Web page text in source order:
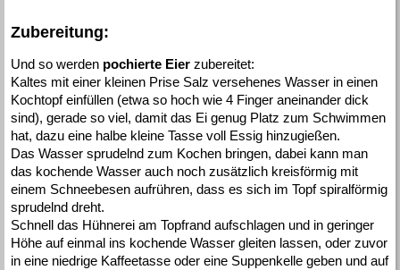
Zubereitung:
Und so werden pochierte Eier zubereitet:
Kaltes mit einer kleinen Prise Salz versehenes Wasser in einen
Kochtopf einfüllen (etwa so hoch wie 4 Finger aneinander dick
sind), gerade so viel, damit das Ei genug Platz zum Schwimmen
hat, dazu eine halbe kleine Tasse voll Essig hinzugießen.
Das Wasser sprudelnd zum Kochen bringen, dabei kann man
das kochende Wasser auch noch zusätzlich kreisförmig mit
einem Schneebesen aufrühren, dass es sich im Topf spiralförmig
sprudelnd dreht.
Schnell das Hühnerei am Topfrand aufschlagen und in geringer
Höhe auf einmal ins kochende Wasser gleiten lassen, oder zuvor
in eine niedrige Kaffeetasse oder eine Suppenkelle geben und auf